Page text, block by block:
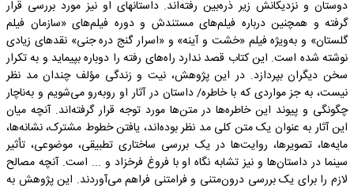
دوستان و نزدیکانش زیر ذره‌بین رفته‌اند. داستانهای او نیز مورد بررسی قرار
گرفته و همچنین درباره فیلم‌های مستندش و دوره فیلم‌های «سازمان فیلم
گلستان» و به‌ویژه فیلم «خشت و آینه» و «اسرار گنج دره جنی» نقدهای زیادی
نوشته شده است. این کتاب قصد ندارد راه‌های رفته را دوباره بپیماید و به تکرار
سخن دیگران بپردازد. در این پژوهش، نیت و زندگی مؤلف چندان مد نظر
نیست، به جز مواردی که با خاطره/ داستان در آثار او روبه‌رو می‌شویم و به‌ناچار
چگونگی و پیوند این خاطره‌ها در متن‌ها مورد توجه قرار گرفته‌اند. آنچه میان
این آثار به عنوان یک متن کلی مد نظر بوده‌اند، یافتن خطوط مشترک، نشانه‌ها،
مایه‌ها، تصویرها، روایت‌ها در یک بررسی ساختاری تطبیقی، موضوعی، تأثیر
سینما در داستان‌ها و نیز تشابه نگاه او با فروغ فرخزاد و ... است. آنچه مصالح
لازم را برای یک بررسی درون‌متنی و فرامتنی فراهم می‌آوردند. این پژوهش به